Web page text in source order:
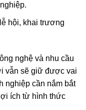
hội, khai trương
nghệ và nhu cầu
vẫn sẽ giữ được vai
nghiệp cần nắm bắt
ích từ hình thức